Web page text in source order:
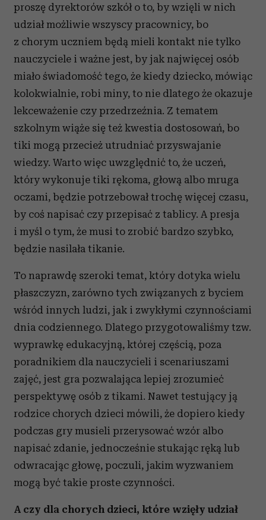
proszę dyrektorów szkół o to, by wzięli w nich
udział możliwie wszyscy pracownicy, bo
z chorym uczniem będą mieli kontakt nie tylko
nauczyciele i ważne jest, by jak najwięcej osób
miało świadomość tego, że kiedy dziecko, mówiąc
kolokwialnie, robi miny, to nie dlatego że okazuje
lekceważenie czy przedrzeźnia. Z tematem
szkolnym wiąże się też kwestia dostosowań, bo
tiki mogą przecież utrudniać przyswajanie
wiedzy. Warto więc uwzględnić to, że uczeń,
który wykonuje tiki rękoma, głową albo mruga
oczami, będzie potrzebował trochę więcej czasu,
by coś napisać czy przepisać z tablicy. A presja
i myśl o tym, że musi to zrobić bardzo szybko,
będzie nasilała tikanie.
To naprawdę szeroki temat, który dotyka wielu
płaszczyzn, zarówno tych związanych z byciem
wśród innych ludzi, jak i zwykłymi czynnościami
dnia codziennego. Dlatego przygotowaliśmy tzw.
wyprawkę edukacyjną, której częścią, poza
poradnikiem dla nauczycieli i scenariuszami
zajęć, jest gra pozwalająca lepiej zrozumieć
perspektywę osób z tikami. Nawet testujący ją
rodzice chorych dzieci mówili, że dopiero kiedy
podczas gry musieli przerysować wzór albo
napisać zdanie, jednocześnie stukając ręką lub
odwracając głowę, poczuli, jakim wyzwaniem
mogą być takie proste czynności.
A czy dla chorych dzieci, które wzięły udział